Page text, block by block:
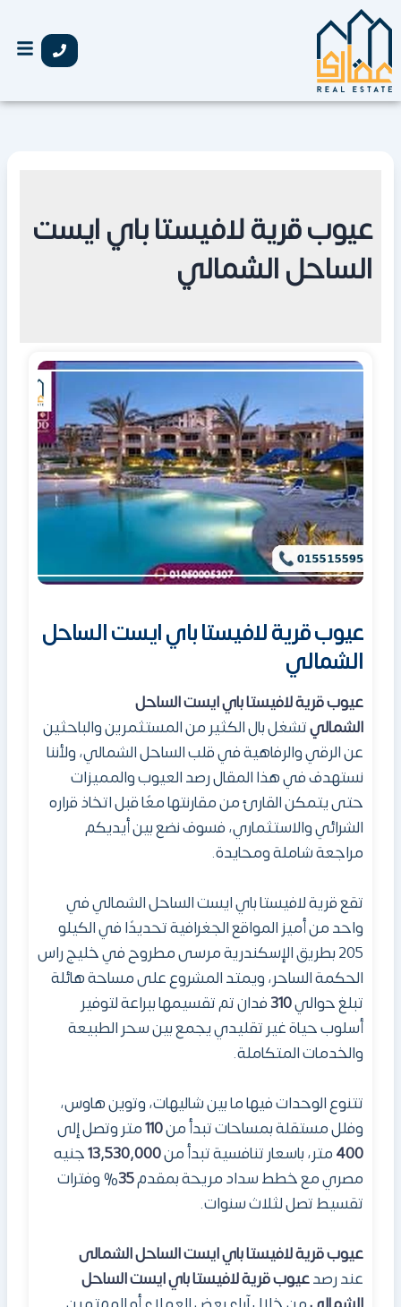
تخطي
إلى
عيوب قرية لافيستا باي ايست
الساحل الشمالي
عيوب قرية لافيستا باي ايست الساحل
الشمالي
عيوب قرية لافيستا بايايستالساحل
الشماليتشغل بال الكثير من المستثمرين والباحثين
عن الرقي والرفاهية في قلب الساحل الشمالي، ولأننا
نستهدف في هذا المقال رصد العيوب والمميزات
حتى يتمكن القارئ من مقارنتها معًا قبل اتخاذ قراره
الشرائي والاستثماري، فسوف نضع بين أيديكم
مراجعة شاملة ومحايدة.
تقعقرية لافيستا باي ايست الساحل الشماليفي
واحد من أميز المواقع الجغرافية تحديدًا في الكيلو
205 بطريق الإسكندرية مرسى مطروح في خليج راس
الحكمة الساحر، ويمتد المشروع على مساحة هائلة
تبلغ حوالي310فدان تم تقسيمها ببراعة لتوفير
أسلوب حياة غير تقليدي يجمع بين سحر الطبيعة
والخدمات المتكاملة.
تتنوع الوحدات فيها ما بين شاليهات، وتوين هاوس،
وفلل مستقلة بمساحات تبدأ من110متر وتصل إلى
400متر، باسعار تنافسية تبدأ من13,530,000جنيه
مصري مع خطط سداد مريحة بمقدم35% وفترات
تقسيط تصل لثلاث سنوات.
عيوب قرية لافيستا باي ايست الساحل الشمالى
عند رصدعيوب قرية لافيستا بايايستالساحل